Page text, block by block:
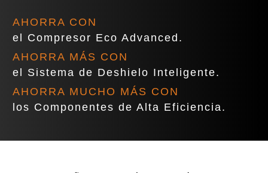
AHORRA CON
el Compresor Eco Advanced.
AHORRA MÁS CON
el Sistema de Deshielo Inteligente.
AHORRA MUCHO MÁS CON
los Componentes de Alta Eficiencia.